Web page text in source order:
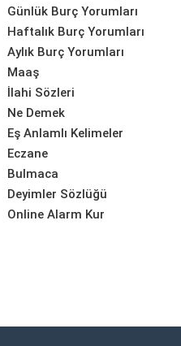
Günlük Burç Yorumları
Haftalık Burç Yorumları
Aylık Burç Yorumları
Maaş
İlahi Sözleri
Ne Demek
Eş Anlamlı Kelimeler
Eczane
Bulmaca
Deyimler Sözlüğü
Online Alarm Kur